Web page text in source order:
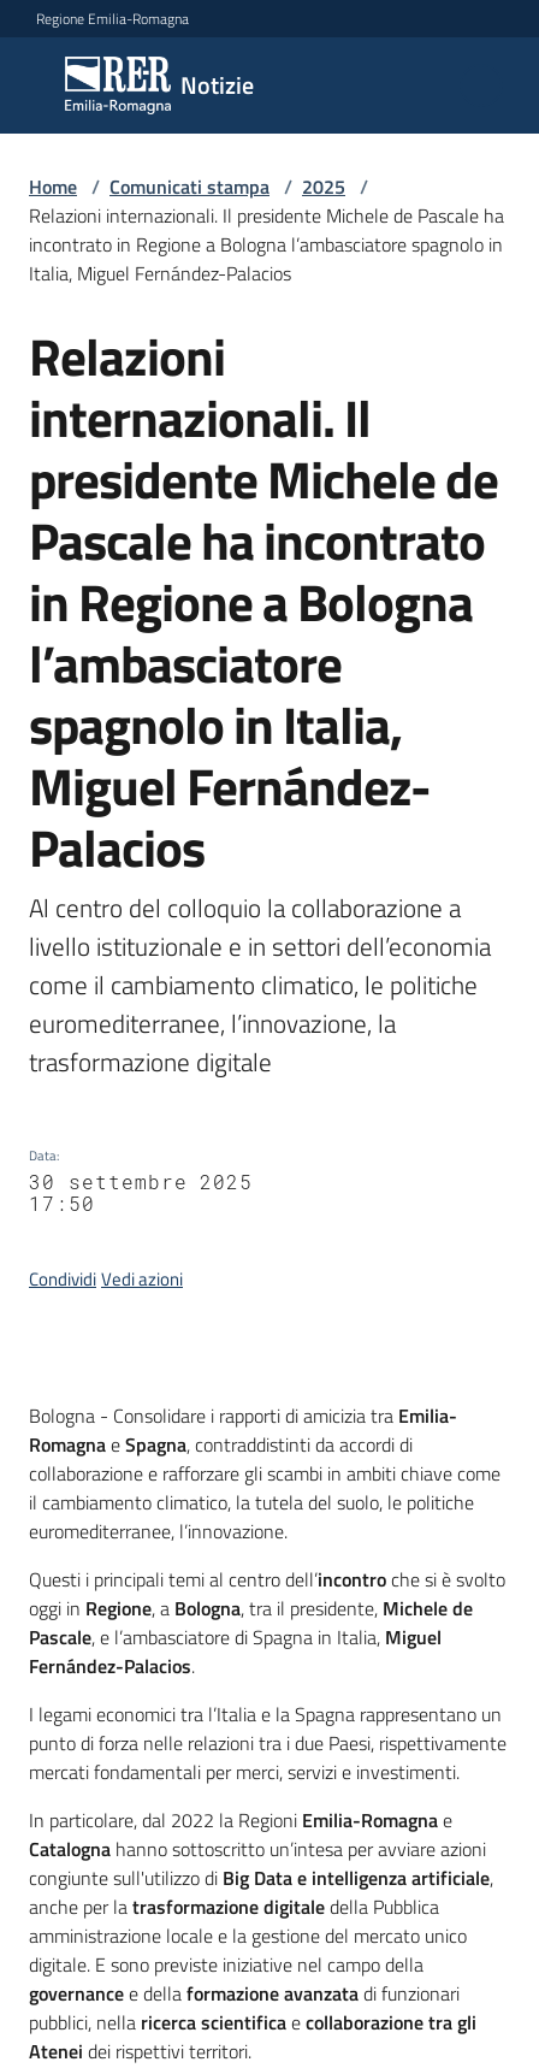
Vai al contenuto
Vai alla navigazione
Vai al footer
Regione Emilia-Romagna
Notizie
Notizie
Comunicati
stampa
Menu selezionato
Cerca
comunicato
Risorse
Agenzia
di
informazione
e
comunicazione
Seguici
su
Home / Comunicati stampa / 2025 /
Relazioni internazionali. Il presidente Michele de Pascale ha
incontrato in Regione a Bologna l’ambasciatore spagnolo in
Italia, Miguel Fernández-Palacios
Salta al contenuto
Relazioni
internazionali. Il
presidente Michele de
Pascale ha incontrato
in Regione a Bologna
l’ambasciatore
spagnolo in Italia,
Miguel Fernández-
Palacios
Al centro del colloquio la collaborazione a
livello istituzionale e in settori dell’economia
come il cambiamento climatico, le politiche
euromediterranee, l’innovazione, la
trasformazione digitale
Data:
30 settembre 2025
17:50
CondividiVedi azioni
Contenuto
Bologna - Consolidare i rapporti di amicizia tra Emilia-
RomagnaeSpagna, contraddistinti da accordi di
collaborazione e rafforzare gli scambi in ambiti chiave come
il cambiamento climatico, la tutela del suolo, le politiche
euromediterranee, l’innovazione.
Questi i principali temi al centro dell’incontroche si è svolto
oggi in Regione, a Bologna, tra il presidente, Michele de
Pascale, e l’ambasciatore di Spagna in Italia, Miguel
Fernández-Palacios.
I legami economici tra l’Italia e la Spagna rappresentano un
punto di forza nelle relazioni tra i due Paesi, rispettivamente
mercati fondamentali per merci, servizi e investimenti.
In particolare, dal 2022 la Regioni Emilia-Romagnae
Catalogna hanno sottoscritto un’intesa per avviare azioni
congiunte sull'utilizzo di Big Data e intelligenza artificiale,
anche per latrasformazione digitaledella Pubblica
amministrazione locale e la gestione del mercato unico
digitale. E sono previste iniziative nel campo della
governancee dellaformazione avanzatadi funzionari
pubblici, nella ricerca scientificaecollaborazione tra gli
Atenei dei rispettivi territori.